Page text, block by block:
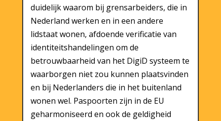
duidelijk waarom bij grensarbeiders, die in
Nederland werken en in een andere
lidstaat wonen, afdoende verificatie van
identiteitshandelingen om de
betrouwbaarheid van het DigiD systeem te
waarborgen niet zou kunnen plaatsvinden
en bij Nederlanders die in het buitenland
wonen wel. Paspoorten zijn in de EU
geharmoniseerd en ook de geldigheid